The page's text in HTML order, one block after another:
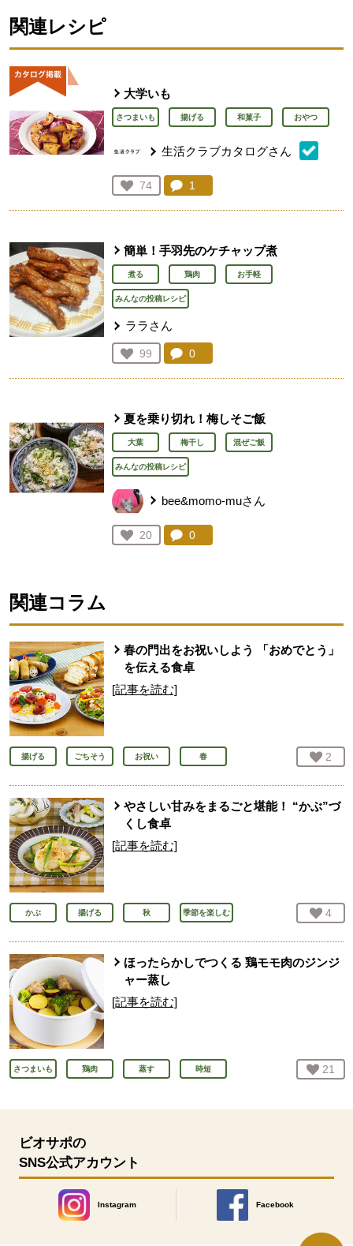
関連レシピ
大学いも
さつまいも 揚げる 和菓子 おやつ
生活クラブカタログさん
お気に入り登録：
74
人が登録
コメント：
1
簡単！手羽先のケチャップ煮
煮る 鶏肉 お手軽
みんなの投稿レシピ
ララさん
お気に入り登録：
99
人が登録
コメント：
0
夏を乗り切れ！梅しそご飯
大葉 梅干し 混ぜご飯
みんなの投稿レシピ
bee&momo-muさん
お気に入り登録：
20
人が登録
コメント：
0
関連コラム
春の門出をお祝いしよう 「おめでとう」
を伝える食卓
[記事を読む]
揚げる ごちそう お祝い 春 お気
2
やさしい甘みをまるごと堪能！ “かぶ”づ
くし食卓
[記事を読む]
かぶ 揚げる 秋 季節を楽しむ お気
4
ほったらかしでつくる 鶏モモ肉のジンジ
ャー蒸し
[記事を読む]
さつまいも 鶏肉 蒸す 時短 お気
21
ビオサポの
SNS公式アカウント
Instagram
別のウィンドウで開きます。
Facebook